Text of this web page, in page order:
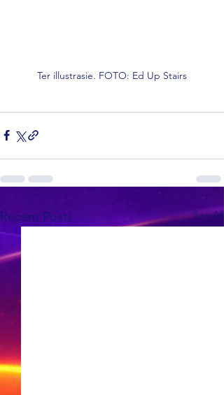
Ter illustrasie. FOTO: Ed Up Stairs
Recent Posts See All